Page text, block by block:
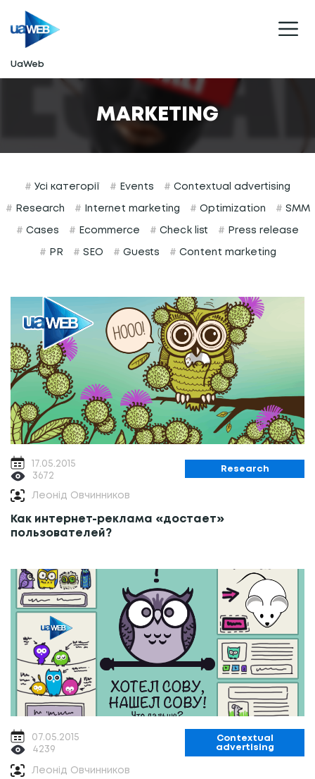
UaWeb
MARKETING
# Усі категорії # Events # Contextual advertising
# Research # Internet marketing # Optimization # SMM
# Cases # Ecommerce # Сheck list # Press release
# PR # SEO # Guests # Content marketing
17.05.2015
3672
Research
Леонід Овчинников
Как интернет-реклама «достает»
пользователей?
07.05.2015
4239
Contextual
advertising
Леонід Овчинников